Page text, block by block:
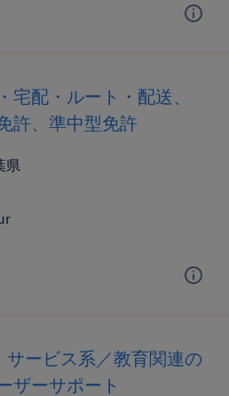
宅配・ルート・配送、
許、準中型免許
県
ービス系／教育関連の
ザーサポート